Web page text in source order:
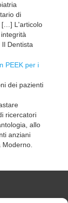
di
[…] L'articolo
Dentista
PEEK per i
dei pazienti
ricercatori
allo
anziani